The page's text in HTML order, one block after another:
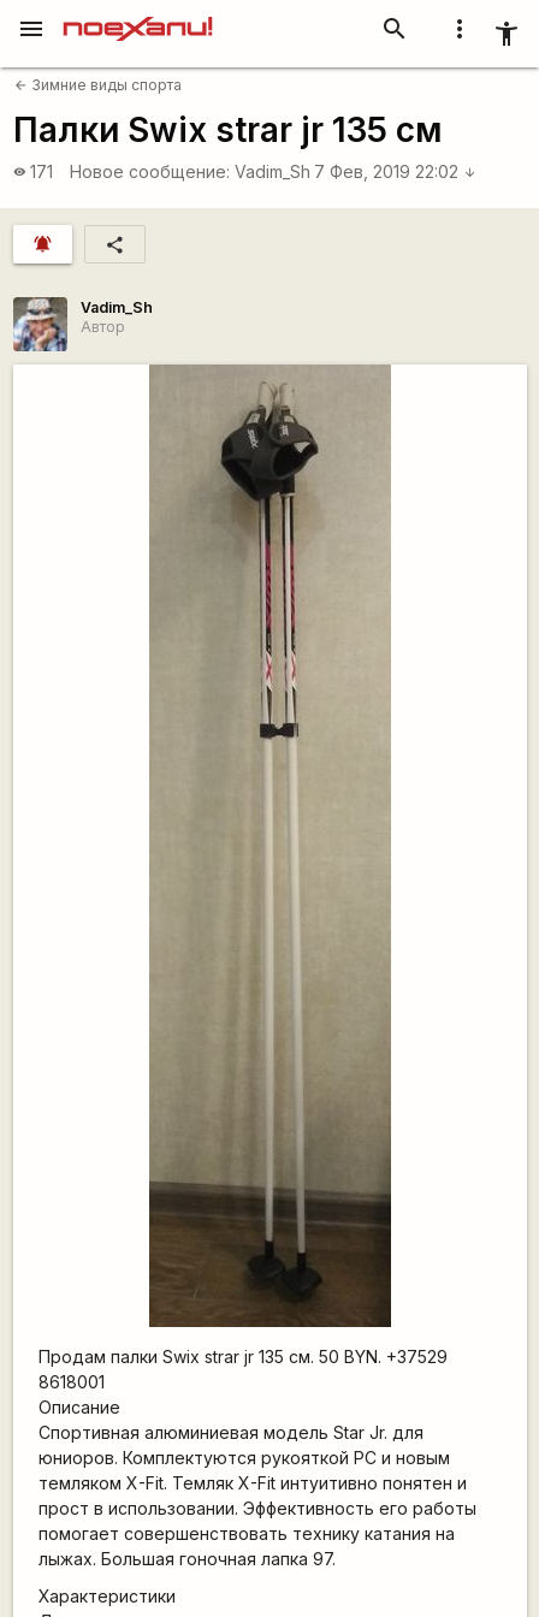
more_vert accessibility_new
search
menu
arrow_back Зимние виды спорта
Палки Swix strar jr 135 см
visibility 171 Новое сообщение: Vadim_Sh 7 Фев, 2019 22:02 arrow_downward
notifications_active share
Vadim_Sh
Автор
Продам палки Swix strar jr 135 см. 50 BYN. +37529
8618001
Описание
Спортивная алюминиевая модель Star Jr. для
юниоров. Комплектуются рукояткой PC и новым
темляком X-Fit. Темляк X-Fit интуитивно понятен и
прост в использовании. Эффективность его работы
помогает совершенствовать технику катания на
лыжах. Большая гоночная лапка 97.
Характеристики